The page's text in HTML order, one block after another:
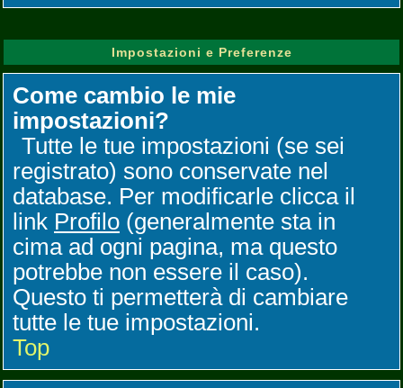
Impostazioni e Preferenze
Come cambio le mie
impostazioni?
Tutte le tue impostazioni (se sei
registrato) sono conservate nel
database. Per modificarle clicca il
link Profilo (generalmente sta in
cima ad ogni pagina, ma questo
potrebbe non essere il caso).
Questo ti permetterà di cambiare
tutte le tue impostazioni.
Top